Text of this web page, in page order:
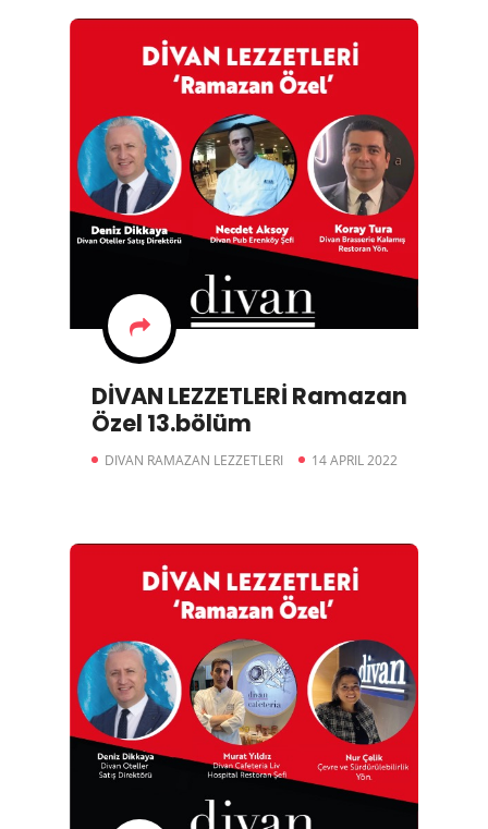
DİVAN LEZZETLERİ Ramazan
Özel 13.bölüm
DIVAN RAMAZAN LEZZETLERI 14 APRIL 2022